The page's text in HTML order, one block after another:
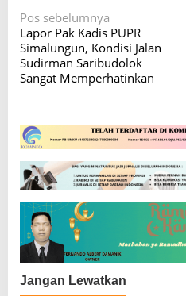
N
a
v
i
a
s
i
p
o
s
Pos sebelumnya
Lapor Pak Kadis PUPR
Simalungun, Kondisi Jalan
Sudirman Saribudolok
Sangat Memperhatinkan
Jangan Lewatkan